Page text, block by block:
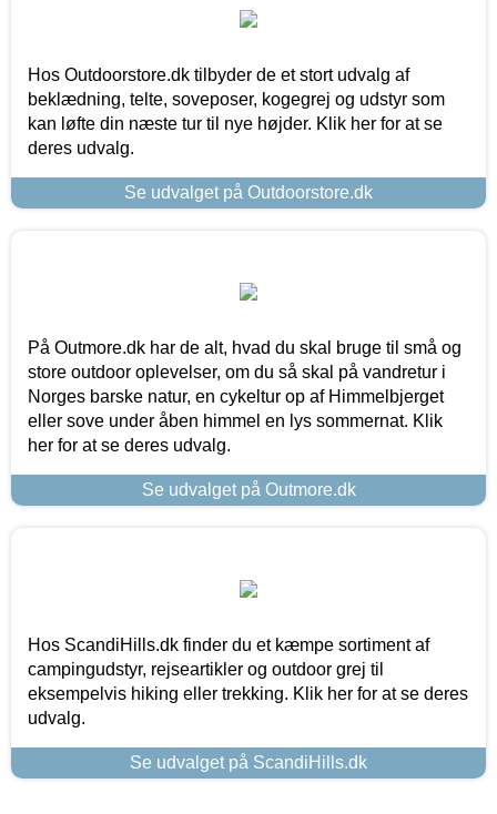
Hos Outdoorstore.dk tilbyder de et stort udvalg af
beklædning, telte, soveposer, kogegrej og udstyr som
kan løfte din næste tur til nye højder. Klik her for at se
deres udvalg.
Se udvalget på Outdoorstore.dk
På Outmore.dk har de alt, hvad du skal bruge til små og
store outdoor oplevelser, om du så skal på vandretur i
Norges barske natur, en cykeltur op af Himmelbjerget
eller sove under åben himmel en lys sommernat. Klik
her for at se deres udvalg.
Se udvalget på Outmore.dk
Hos ScandiHills.dk finder du et kæmpe sortiment af
campingudstyr, rejseartikler og outdoor grej til
eksempelvis hiking eller trekking. Klik her for at se deres
udvalg.
Se udvalget på ScandiHills.dk